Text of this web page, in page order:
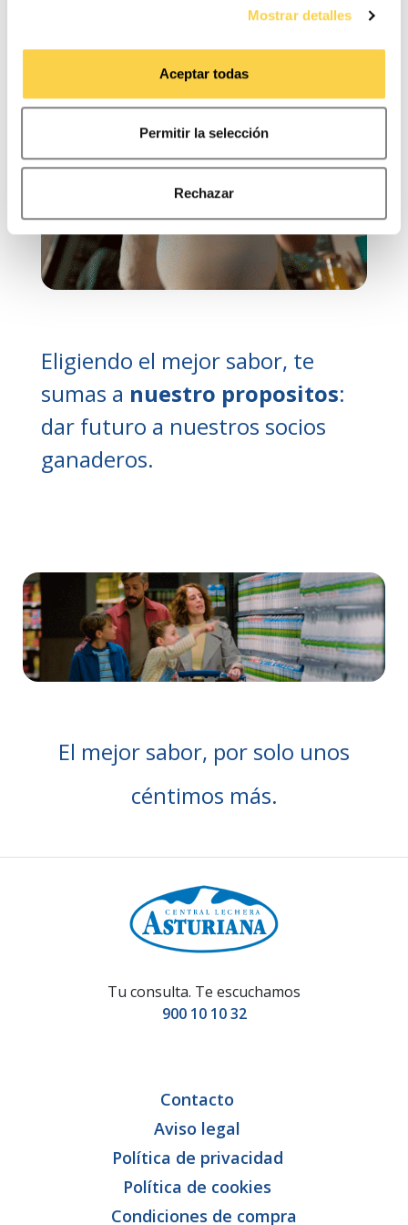
información. Puede aceptar todas las cookies,
rechazarlas o configurarlas en el siguiente panel.
Mostrar detalles
Aceptar todas
Permitir la selección
Rechazar
Eligiendo el mejor sabor, te
sumas a nuestro propositos:
dar futuro a nuestros socios
ganaderos.
El mejor sabor, por solo unos
céntimos más.
Tu consulta. Te escuchamos
900 10 10 32
Contacto
Aviso legal
Política de privacidad
Política de cookies
Condiciones de compra